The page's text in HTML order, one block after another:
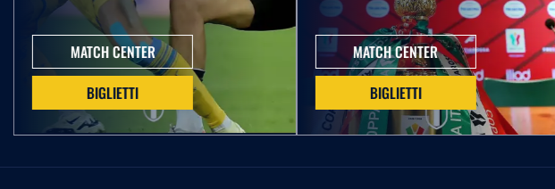
MATCH CENTER
BIGLIETTI
MATCH CENTER
BIGLIETTI